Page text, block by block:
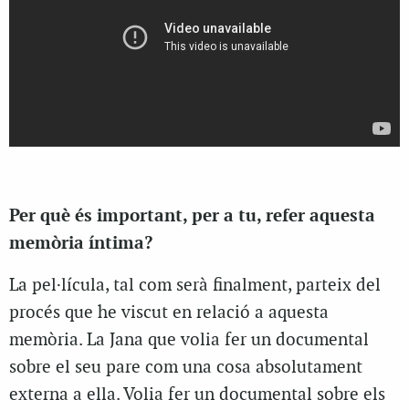
Per què és important, per a tu, refer aquesta
memòria íntima?
La pel·lícula, tal com serà finalment, parteix del
procés que he viscut en relació a aquesta
memòria. La Jana que volia fer un documental
sobre el seu pare com una cosa absolutament
externa a ella. Volia fer un documental sobre els